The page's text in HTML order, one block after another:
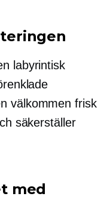
labyrintisk
välkommen frisk
säkerställer
med